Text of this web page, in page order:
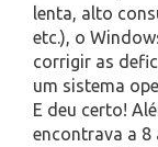
lenta, alto
etc.), o
corrigir as
um sistema
E deu certo!
encontrava a 8